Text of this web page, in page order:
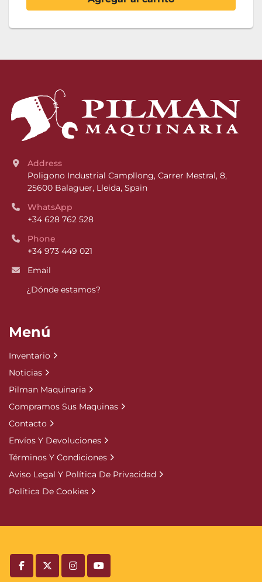
facebooktwitterinstagramyoutube
Address
Poligono Industrial Campllong, Carrer Mestral, 8,
25600 Balaguer, Lleida, Spain
WhatsApp
+34 628 762 528
Phone
+34 973 449 021
Email
¿Dónde estamos?
Menú
Inventario
Noticias
Pilman Maquinaria
Compramos Sus Maquinas
Contacto
Envíos Y Devoluciones
Términos Y Condiciones
Aviso Legal Y Política De Privacidad
Política De Cookies